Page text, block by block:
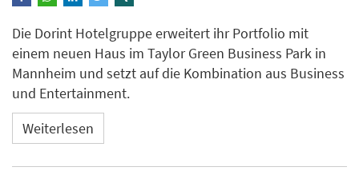
Die Dorint Hotelgruppe erweitert ihr Portfolio mit
einem neuen Haus im Taylor Green Business Park in
Mannheim und setzt auf die Kombination aus Business
und Entertainment.
Weiterlesen